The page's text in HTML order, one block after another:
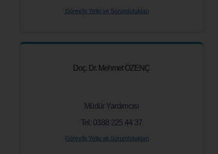
Görev/İş Yetki ve Sorumlulukları
Doç. Dr. Mehmet ÖZENÇ
Müdür Yardımcısı
Tel: 0388 225 44 37
Görev/İş Yetki ve Sorumlulukları